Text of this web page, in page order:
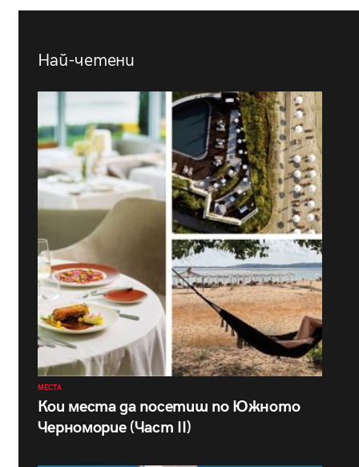
Най-четени
МЕСТА
Кои места да посетиш по Южното
Черноморие (Част II)